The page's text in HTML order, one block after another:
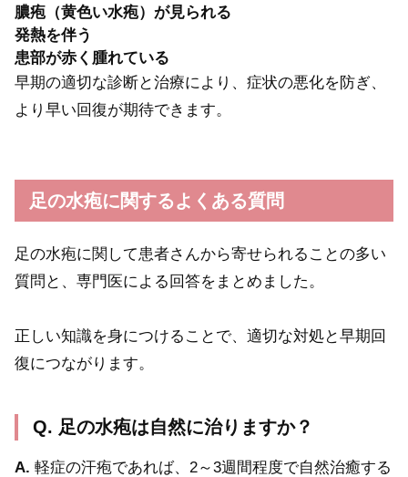
膿疱（黄色い水疱）が見られる
発熱を伴う
患部が赤く腫れている
早期の適切な診断と治療により、症状の悪化を防ぎ、
より早い回復が期待できます。
足の水疱に関するよくある質問
足の水疱に関して患者さんから寄せられることの多い
質問と、専門医による回答をまとめました。
正しい知識を身につけることで、適切な対処と早期回
復につながります。
Q. 足の水疱は自然に治りますか？
A. 軽症の汗疱であれば、2～3週間程度で自然治癒する